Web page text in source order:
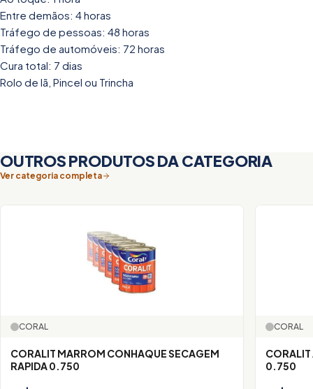
Entre demãos: 4 horas
Tráfego de pessoas: 48 horas
Tráfego de automóveis: 72 horas
Cura total: 7 dias
Rolo de lã, Pincel ou Trincha
OUTROS PRODUTOS DA CATEGORIA
Ver categoria completa
CORAL
CORALIT MARROM CONHAQUE SECAGEM
RAPIDA 0.750
CORAL
CORALIT
0.750